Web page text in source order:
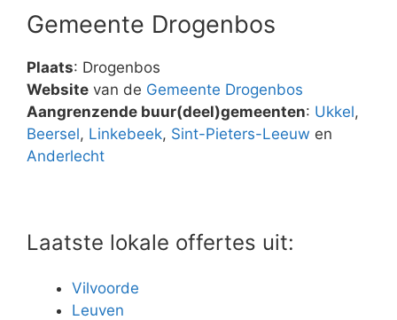
Gemeente Drogenbos
Plaats: Drogenbos
Website van de Gemeente Drogenbos
Aangrenzende buur(deel)gemeenten: Ukkel,
Beersel, Linkebeek, Sint-Pieters-Leeuw en
Anderlecht
Laatste lokale offertes uit:
Vilvoorde
Leuven